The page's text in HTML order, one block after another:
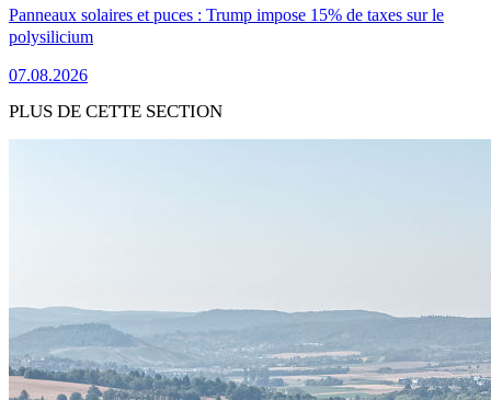
Panneaux solaires et puces : Trump impose 15% de taxes sur le
polysilicium
07.08.2026
PLUS DE CETTE SECTION